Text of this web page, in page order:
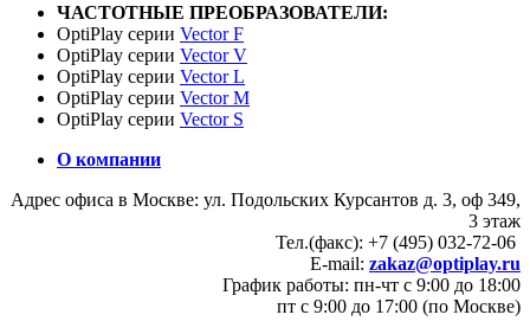
ЧАСТОТНЫЕ ПРЕОБРАЗОВАТЕЛИ:
OptiPlay серии Vector F
OptiPlay серии Vector V
OptiPlay серии Vector L
OptiPlay серии Vector M
OptiPlay серии Vector S
О компании
Адрес офиса в Москве: ул. Подольских Курсантов д. 3, оф 349,
3 этаж
Тел.(факс): +7 (495) 032-72-06
E-mail: zakaz@optiplay.ru
График работы: пн-чт с 9:00 до 18:00
пт с 9:00 до 17:00 (по Москве)